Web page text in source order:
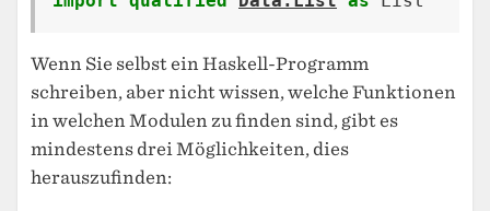
Wenn Sie selbst ein Haskell-Programm
schreiben, aber nicht wissen, welche Funktionen
in welchen Modulen zu finden sind, gibt es
mindestens drei Möglichkeiten, dies
herauszufinden: